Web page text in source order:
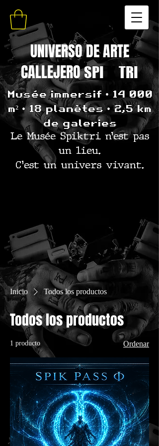
UNIVERSO DE ARTE
CALLEJEROSPI TRI
Musée immersif • 14 000
m² • 18 planètes • 2,5 km
de galeries
Le Musée Spiktri n’est pas
un lieu.
C’est un univers vivant.
Inicio Todos los productos
Todos los productos
1 producto Ordenar